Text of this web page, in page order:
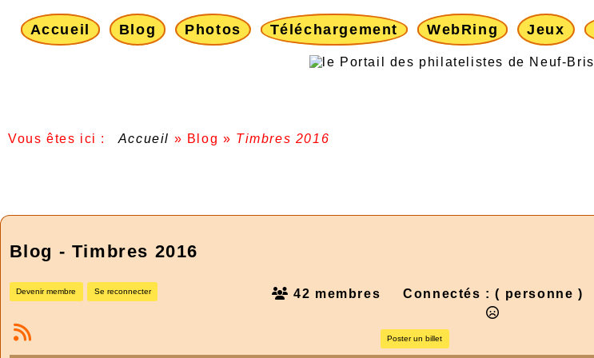
Accueil Blog Photos Téléchargement WebRing Jeux
Vous êtes ici : Accueil » Blog » Timbres 2016
Blog - Timbres 2016
Devenir membre Se reconnecter 42 membres Connectés : ( personne )
Poster un billet